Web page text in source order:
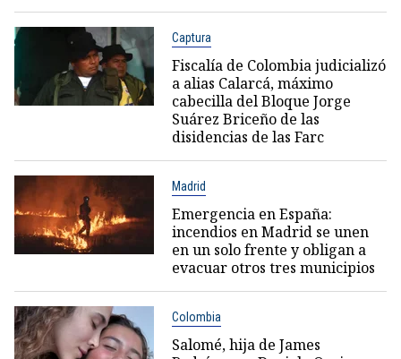
Captura
Fiscalía de Colombia judicializó
a alias Calarcá, máximo
cabecilla del Bloque Jorge
Suárez Briceño de las
disidencias de las Farc
Madrid
Emergencia en España:
incendios en Madrid se unen
en un solo frente y obligan a
evacuar otros tres municipios
Colombia
Salomé, hija de James